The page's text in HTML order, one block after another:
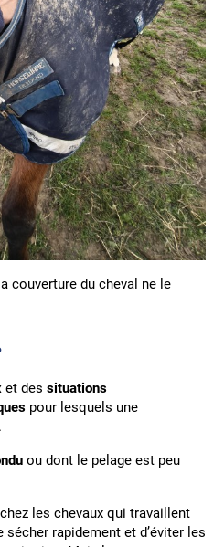
couverture du cheval ne le
et des situations
pour lesquels une
ou dont le pelage est peu
les chevaux qui travaillent
rapidement et d’éviter les